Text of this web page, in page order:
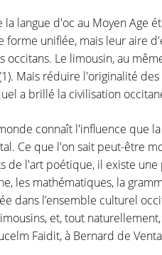
la langue d'oc au Moyen Age
forme unifiée, mais leur aire
occitans. Le limousin, au
Mais réduire l'originalité
a brillé la civilisation
connaît l'influence que
Ce que l'on sait peut-être
de l'art poétique, il existe
les mathématiques, la
dans l’ensemble culturel
et, tout
Faidit, à Bernard de